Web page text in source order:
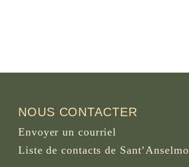
NOUS CONTACTER
Envoyer un courriel
Liste de contacts de Sant’Anselmo